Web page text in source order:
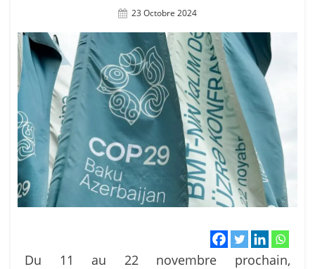
Posted
23 Octobre 2024
Du 11 au 22 novembre prochain,